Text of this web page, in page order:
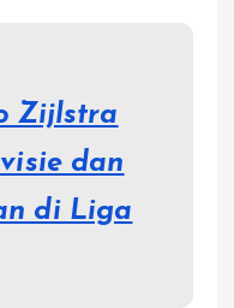
Zijlstra
dan
di Liga